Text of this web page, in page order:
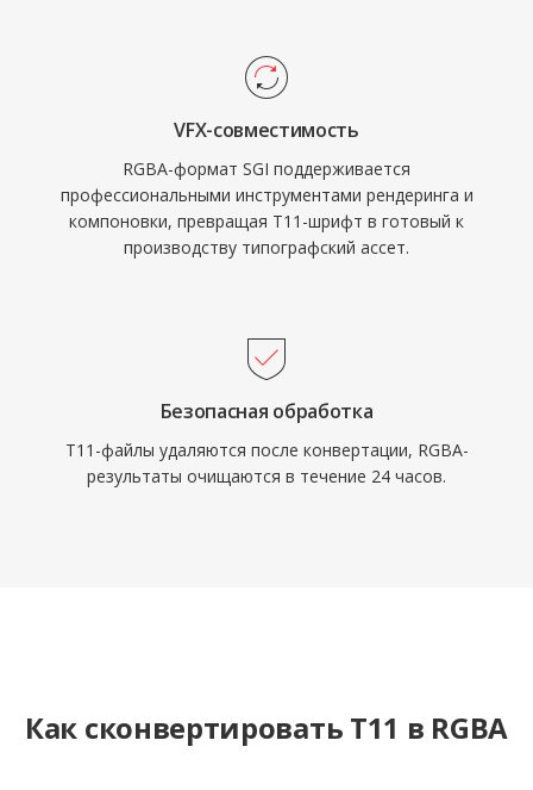
VFX-совместимость
RGBA-формат SGI поддерживается
профессиональными инструментами рендеринга и
компоновки, превращая T11-шрифт в готовый к
производству типографский ассет.
Безопасная обработка
T11-файлы удаляются после конвертации, RGBA-
результаты очищаются в течение 24 часов.
Как сконвертировать T11 в RGBA